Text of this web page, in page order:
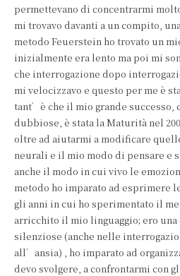
permettevano di concentrarmi
mi trovavo davanti a un compito,
metodo Feuerstein ho trovato un
inizialmente era lento ma poi mi
che interrogazione dopo
mi velocizzavo e questo per me è
tant’è che il mio grande successo,
dubbiose, è stata la Maturità nel
oltre ad aiutarmi a modificare
neurali e il mio modo di pensare e
anche il modo in cui vivo le
metodo ho imparato ad esprimere
gli anni in cui ho sperimentato il
arricchito il mio linguaggio; ero una
silenziose (anche nelle
all’ansia) , ho imparato ad
devo svolgere, a confrontarmi con